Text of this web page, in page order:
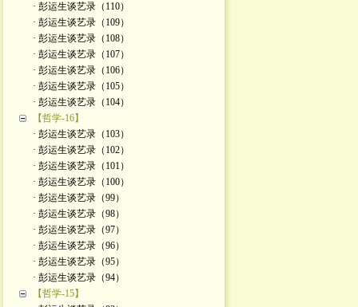
· 彭运生谈艺录（110）
· 彭运生谈艺录（109）
· 彭运生谈艺录（108）
· 彭运生谈艺录（107）
· 彭运生谈艺录（106）
· 彭运生谈艺录（105）
· 彭运生谈艺录（104）
【哲学-16】
· 彭运生谈艺录（103）
· 彭运生谈艺录（102）
· 彭运生谈艺录（101）
· 彭运生谈艺录（100）
· 彭运生谈艺录（99）
· 彭运生谈艺录（98）
· 彭运生谈艺录（97）
· 彭运生谈艺录（96）
· 彭运生谈艺录（95）
· 彭运生谈艺录（94）
【哲学-15】